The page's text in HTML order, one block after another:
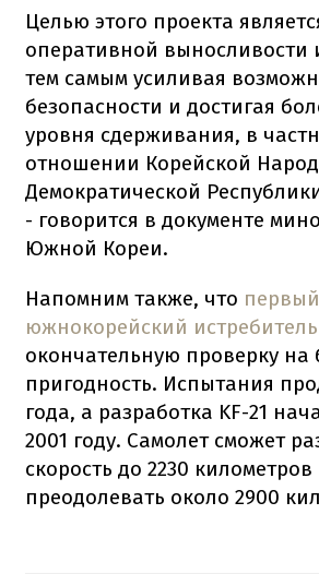
Целью этого проекта
оперативной выносливости
тем самым усиливая
безопасности и достигая
уровня сдерживания, в
отношении Корейской
Демократической
- говорится в документе
Южной Кореи.
Напомним также, что первый
южнокорейский истребитель
окончательную проверку на
пригодность. Испытания
года, а разработка KF-21
2001 году. Самолет сможет
скорость до 2230 километров
преодолевать около 2900